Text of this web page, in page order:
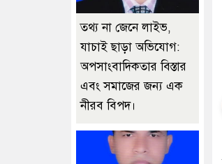
তথ্য না জেনে লাইভ,
যাচাই ছাড়া অভিযোগ:
অপসাংবাদিকতার বিস্তার
এবং সমাজের জন্য এক
নীরব বিপদ।